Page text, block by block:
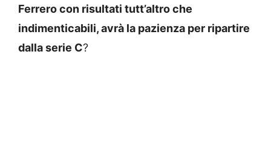
Ferrero con risultati tutt’altro che
indimenticabili, avrà la pazienza per ripartire
dalla serie C?